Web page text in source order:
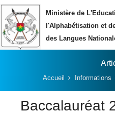
Aller au contenu principal
Ministère de
l'Alphabétisation et
des Langues
Vous êtes ici:Accueil Informations
Baccalauréat